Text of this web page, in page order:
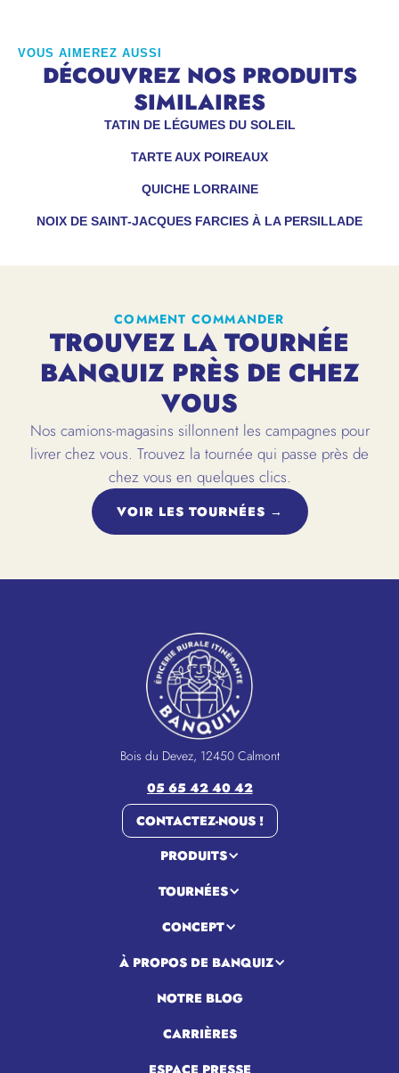
VOUS AIMEREZ AUSSI
DÉCOUVREZ NOS PRODUITS
SIMILAIRES
NOIX DE SAINT-JACQUES FARCIES À LA PERSILLADE
TATIN DE LÉGUMES DU SOLEIL
TARTE AUX POIREAUX
QUICHE LORRAINE
COMMENT COMMANDER
TROUVEZ LA TOURNÉE
BANQUIZ PRÈS DE CHEZ
VOUS
Nos camions-magasins sillonnent les campagnes pour
livrer chez vous. Trouvez la tournée qui passe près de
chez vous en quelques clics.
VOIR LES TOURNÉES →
Bois du Devez, 12450 Calmont
05 65 42 40 42
CONTACTEZ-NOUS !
PRODUITS
TOURNÉES
CONCEPT
À PROPOS DE BANQUIZ
NOTRE BLOG
CARRIÈRES
ESPACE PRESSE